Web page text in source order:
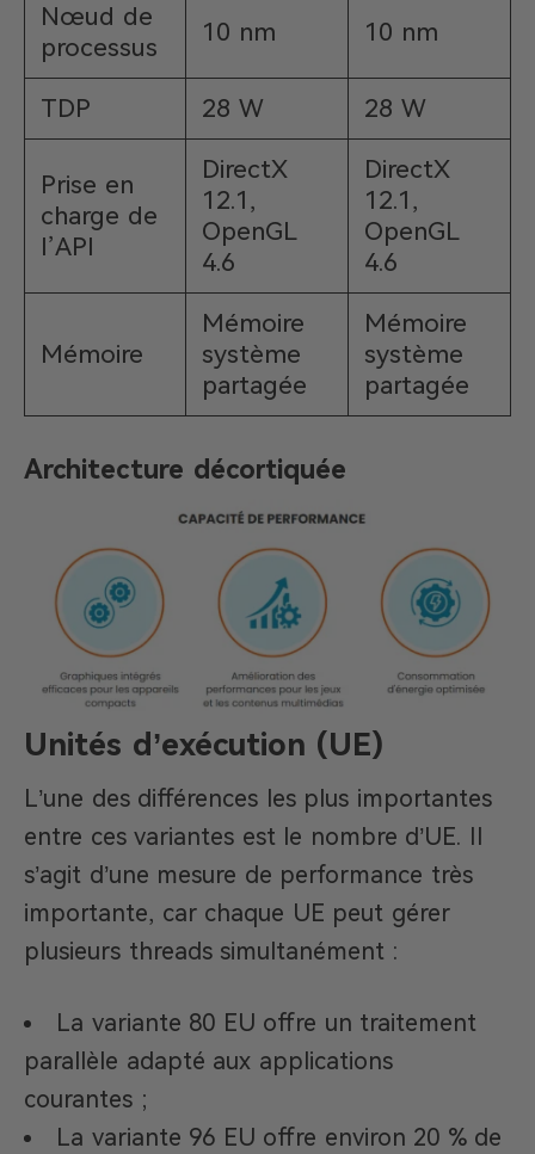
Nœud de
processus
10 nm 10 nm
TDP 28 W 28 W
Prise en
charge de
l’API
DirectX
12.1,
OpenGL
4.6
DirectX
12.1,
OpenGL
4.6
Mémoire
Mémoire
système
partagée
Mémoire
système
partagée
Architecture décortiquée
Unités d’exécution (UE)
L’une des différences les plus importantes
entre ces variantes est le nombre d’UE. Il
s’agit d’une mesure de performance très
importante, car chaque UE peut gérer
plusieurs threads simultanément :
La variante 80 EU offre un traitement
parallèle adapté aux applications
courantes ;
La variante 96 EU offre environ 20 % de